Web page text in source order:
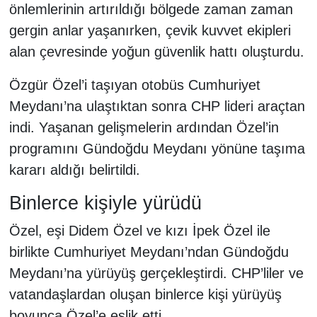
önlemlerinin artırıldığı bölgede zaman zaman
gergin anlar yaşanırken, çevik kuvvet ekipleri
alan çevresinde yoğun güvenlik hattı oluşturdu.
Özgür Özel’i taşıyan otobüs Cumhuriyet
Meydanı’na ulaştıktan sonra CHP lideri araçtan
indi. Yaşanan gelişmelerin ardından Özel’in
programını Gündoğdu Meydanı yönüne taşıma
kararı aldığı belirtildi.
Binlerce kişiyle yürüdü
Özel, eşi Didem Özel ve kızı İpek Özel ile
birlikte Cumhuriyet Meydanı’ndan Gündoğdu
Meydanı’na yürüyüş gerçekleştirdi. CHP’liler ve
vatandaşlardan oluşan binlerce kişi yürüyüş